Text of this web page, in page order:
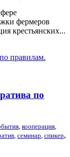
фермеров
крестьянских...
по
, кооперация,
, семинар, спикер,